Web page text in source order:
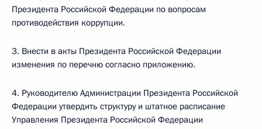
Президента Российской Федерации по вопросам
противодействия коррупции.
3. Внести в акты Президента Российской Федерации
изменения по перечню согласно приложению.
4. Руководителю Администрации Президента Российской
Федерации утвердить структуру и штатное расписание
Управления Президента Российской Федерации